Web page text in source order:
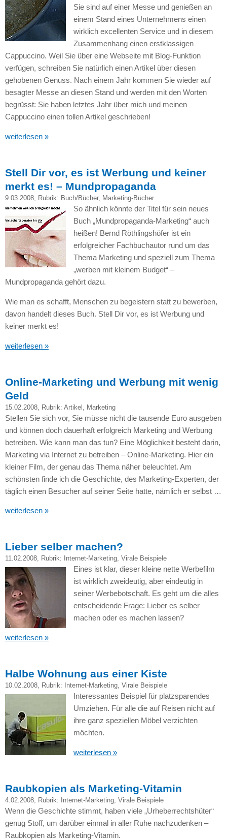
Sie sind auf einer Messe und genießen an
einem Stand eines Unternehmens einen
wirklich excellenten Service und in diesem
Zusammenhang einen erstklassigen
Cappuccino. Weil Sie über eine Webseite mit Blog-Funktion
verfügen, schreiben Sie natürlich einen Artikel über diesen
gehobenen Genuss. Nach einem Jahr kommen Sie wieder auf
besagter Messe an diesen Stand und werden mit den Worten
begrüsst: Sie haben letztes Jahr über mich und meinen
Cappuccino einen tollen Artikel geschrieben!
weiterlesen »
Stell Dir vor, es ist Werbung und keiner
merkt es! – Mundpropaganda
9.03.2008, Rubrik: Buch/Bücher, Marketing-Bücher
So ähnlich könnte der Titel für sein neues
Buch „Mundpropaganda-Marketing“ auch
heißen! Bernd Röthlingshöfer ist ein
erfolgreicher Fachbuchautor rund um das
Thema Marketing und speziell zum Thema
„werben mit kleinem Budget“ –
Mundpropaganda gehört dazu.
Wie man es schafft, Menschen zu begeistern statt zu bewerben,
davon handelt dieses Buch. Stell Dir vor, es ist Werbung und
keiner merkt es!
weiterlesen »
Online-Marketing und Werbung mit wenig
Geld
15.02.2008, Rubrik: Artikel Marketing
Stellen Sie sich vor, Sie müsse nicht die tausende Euro ausgeben
und können doch dauerhaft erfolgreich Marketing und Werbung
betreiben. Wie kann man das tun? Eine Möglichkeit besteht darin,
Marketing via Internet zu betreiben – Online-Marketing. Hier ein
kleiner Film, der genau das Thema näher beleuchtet. Am
schönsten finde ich die Geschichte, des Marketing-Experten, der
täglich einen Besucher auf seiner Seite hatte, nämlich er selbst …
weiterlesen »
Lieber selber machen?
11.02.2008, Rubrik: Internet-Marketing, Virale Beispiele
Eines ist klar, dieser kleine nette Werbefilm
ist wirklich zweideutig, aber eindeutig in
seiner Werbebotschaft. Es geht um die alles
entscheidende Frage: Lieber es selber
machen oder es machen lassen?
weiterlesen »
Halbe Wohnung aus einer Kiste
10.02.2008, Rubrik: Internet-Marketing, Virale Beispiele
Interessantes Beispiel für platzsparendes
Umziehen. Für alle die auf Reisen nicht auf
ihre ganz speziellen Möbel verzichten
möchten.
weiterlesen »
Raubkopien als Marketing-Vitamin
4.02.2008, Rubrik: Internet-Marketing, Virale Beispiele
Wenn die Geschichte stimmt, haben viele „Urheberrechtshüter“
genug Stoff, um darüber einmal in aller Ruhe nachzudenken –
Raubkopien als Marketing-Vitamin.